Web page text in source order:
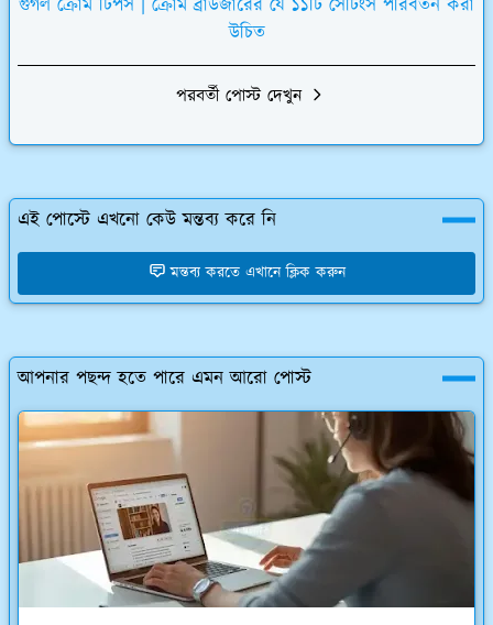
উচিত
পরবর্তী পোস্ট দেখুন
এই পোস্টে এখনো কেউ মন্তব্য করে নি
মন্তব্য করতে এখানে ক্লিক করুন
আপনার পছন্দ হতে পারে এমন আরো পোস্ট